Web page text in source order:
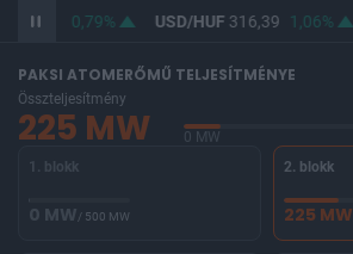
364,58 0,79% USD/HUF316,39 1,06%
PAKSI ATOMERŐMŰ TELJESÍTMÉNYE
Összteljesítmény
225 MW 0 MW
1. blokk
0 MW/ 500 MW
2. blokk
225 MW